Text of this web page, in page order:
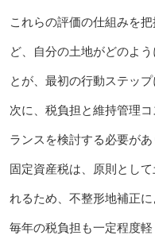
これらの評価の仕組みを
ど、自分の土地がどのよ
とが、最初の行動ステップ
次に、税負担と維持管理
ランスを検討する必要があ
固定資産税は、原則とし
れるため、不整形地補正
毎年の税負担も一定程度軽